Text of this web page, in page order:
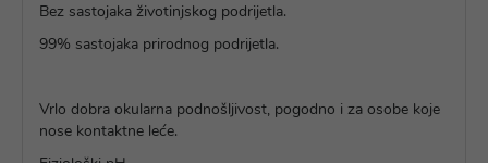
Bez sastojaka životinjskog podrijetla.
99% sastojaka prirodnog podrijetla.
Vrlo dobra okularna podnošljivost, pogodno i za osobe koje
nose kontaktne leće.